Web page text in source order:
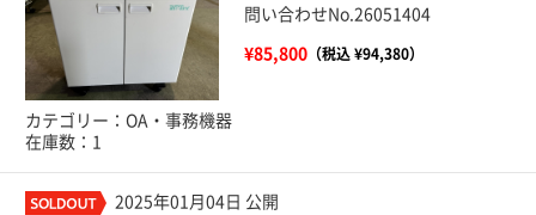
問い合わせNo.26051404
¥85,800（税込 ¥94,380）
カテゴリー：OA・事務機器
在庫数：1
2025年01月04日 公開